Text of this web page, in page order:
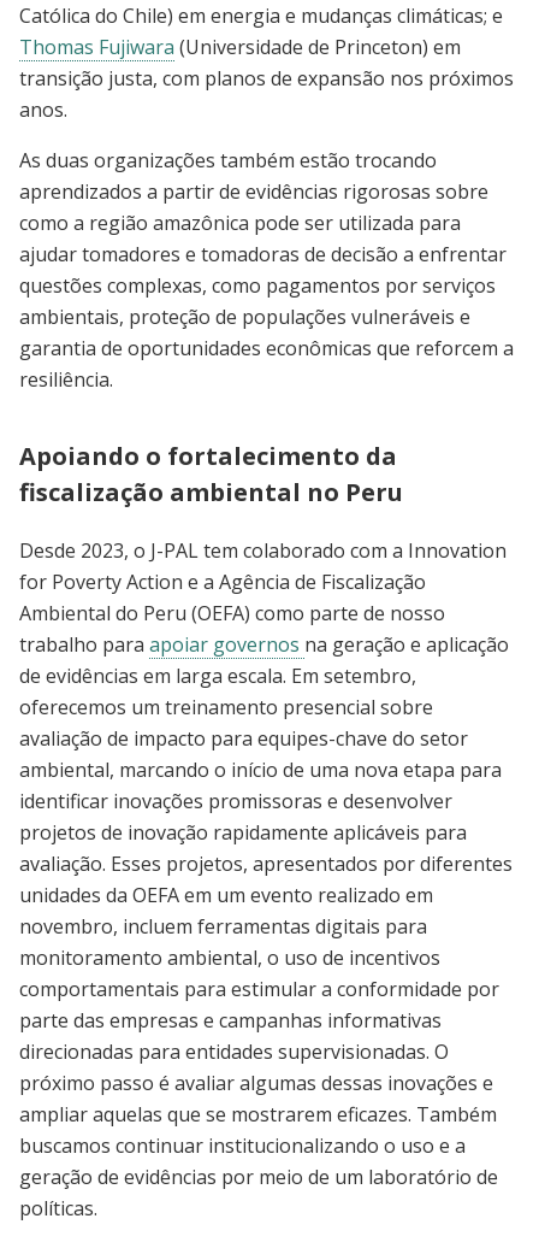
Católica do Chile) em energia e mudanças climáticas; e
Thomas Fujiwara (Universidade de Princeton) em
transição justa, com planos de expansão nos próximos
anos.
As duas organizações também estão trocando
aprendizados a partir de evidências rigorosas sobre
como a região amazônica pode ser utilizada para
ajudar tomadores e tomadoras de decisão a enfrentar
questões complexas, como pagamentos por serviços
ambientais, proteção de populações vulneráveis e
garantia de oportunidades econômicas que reforcem a
resiliência.
Apoiando o fortalecimento da
fiscalização ambiental no Peru
Desde 2023, o J-PAL tem colaborado com a Innovation
for Poverty Action e a Agência de Fiscalização
Ambiental do Peru (OEFA) como parte de nosso
trabalho para apoiar governos na geração e aplicação
de evidências em larga escala. Em setembro,
oferecemos um treinamento presencial sobre
avaliação de impacto para equipes-chave do setor
ambiental, marcando o início de uma nova etapa para
identificar inovações promissoras e desenvolver
projetos de inovação rapidamente aplicáveis para
avaliação. Esses projetos, apresentados por diferentes
unidades da OEFA em um evento realizado em
novembro, incluem ferramentas digitais para
monitoramento ambiental, o uso de incentivos
comportamentais para estimular a conformidade por
parte das empresas e campanhas informativas
direcionadas para entidades supervisionadas. O
próximo passo é avaliar algumas dessas inovações e
ampliar aquelas que se mostrarem eficazes. Também
buscamos continuar institucionalizando o uso e a
geração de evidências por meio de um laboratório de
políticas.